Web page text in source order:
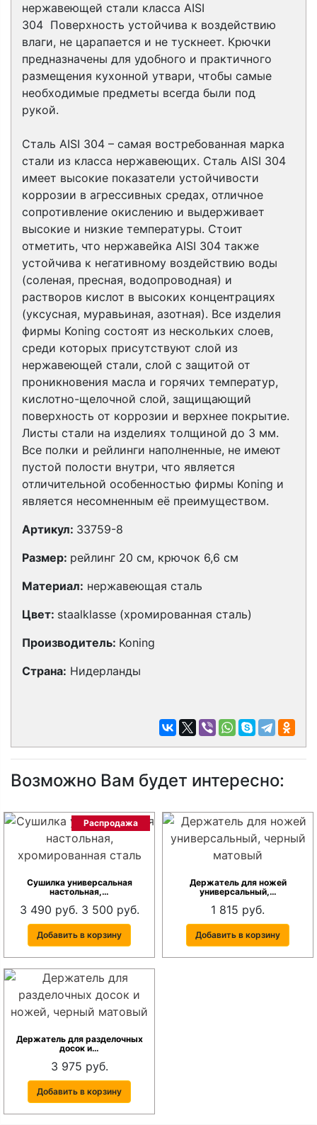
нержавеющей стали класса AISI
304 Поверхность устойчива к воздействию
влаги, не царапается и не тускнеет. Крючки
предназначены для удобного и практичного
размещения кухонной утвари, чтобы самые
необходимые предметы всегда были под
рукой.
Сталь AISI 304 – самая востребованная марка
стали из класса нержавеющих. Сталь AISI 304
имеет высокие показатели устойчивости
коррозии в агрессивных средах, отличное
сопротивление окислению и выдерживает
высокие и низкие температуры. Стоит
отметить, что нержавейка AISI 304 также
устойчива к негативному воздействию воды
(соленая, пресная, водопроводная) и
растворов кислот в высоких концентрациях
(уксусная, муравьиная, азотная). Все изделия
фирмы Koning состоят из нескольких слоев,
среди которых присутствуют слой из
нержавеющей стали, слой с защитой от
проникновения масла и горячих температур,
кислотно-щелочной слой, защищающий
поверхность от коррозии и верхнее покрытие.
Листы стали на изделиях толщиной до 3 мм.
Все полки и рейлинги наполненные, не имеют
пустой полости внутри, что является
отличительной особенностью фирмы Koning и
является несомненным её преимуществом.
Артикул: 33759-8
Размер: рейлинг 20 см, крючок 6,6 см
Материал: нержавеющая сталь
Цвет: staalklasse (хромированная сталь)
Производитель: Koning
Страна: Нидерланды
Возможно Вам будет интересно:
Распродажа
Сушилка универсальная
настольная,…
3 490 руб. 3 500 руб.
Добавить в корзину
Держатель для ножей
универсальный,…
1 815 руб.
Добавить в корзину
Держатель для разделочных
досок и…
3 975 руб.
Добавить в корзину